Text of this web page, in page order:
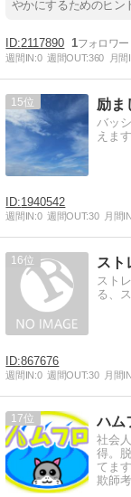
やかにするためのヒン
2117890 1
週間IN:0 週間OUT:360 月間
15 励ま
バッ
えます
1940542
週間IN:0 週間OUT:30 月間
16 スト
スト
る、
867676
週間IN:0 週間OUT:30 月間
17 ハム
社会
得。
てま
欺師